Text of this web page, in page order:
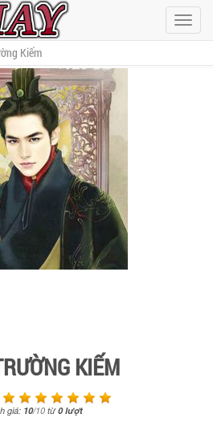
Hiện
menu
Kiếm
KIẾM
giá: 10/10từ0lượt